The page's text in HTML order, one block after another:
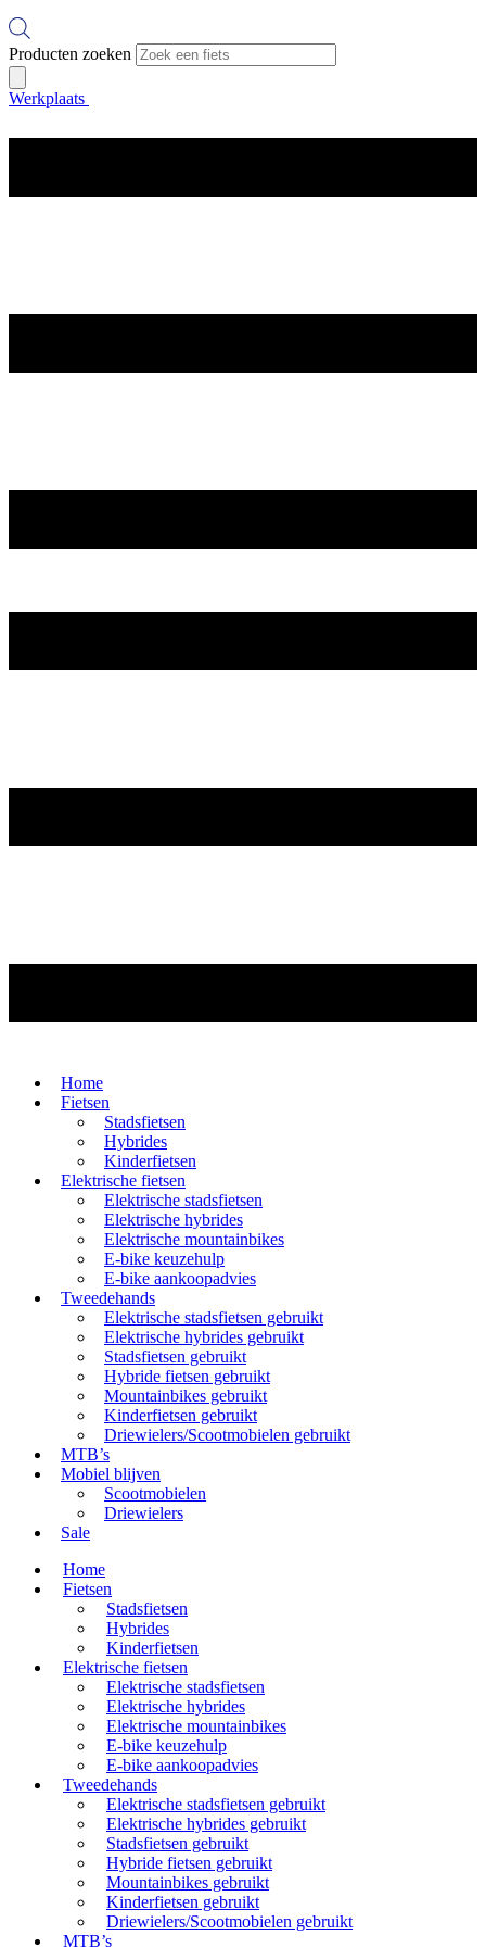
Producten zoeken
Werkplaats
Home
Fietsen
Stadsfietsen
Hybrides
Kinderfietsen
Elektrische fietsen
Elektrische stadsfietsen
Elektrische hybrides
Elektrische mountainbikes
E-bike keuzehulp
E-bike aankoopadvies
Tweedehands
Elektrische stadsfietsen gebruikt
Elektrische hybrides gebruikt
Stadsfietsen gebruikt
Hybride fietsen gebruikt
Mountainbikes gebruikt
Kinderfietsen gebruikt
Driewielers/Scootmobielen gebruikt
MTB’s
Mobiel blijven
Scootmobielen
Driewielers
Sale
Home
Fietsen
Stadsfietsen
Hybrides
Kinderfietsen
Elektrische fietsen
Elektrische stadsfietsen
Elektrische hybrides
Elektrische mountainbikes
E-bike keuzehulp
E-bike aankoopadvies
Tweedehands
Elektrische stadsfietsen gebruikt
Elektrische hybrides gebruikt
Stadsfietsen gebruikt
Hybride fietsen gebruikt
Mountainbikes gebruikt
Kinderfietsen gebruikt
Driewielers/Scootmobielen gebruikt
MTB’s